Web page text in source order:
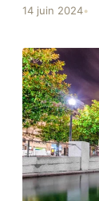
14 juin 2024